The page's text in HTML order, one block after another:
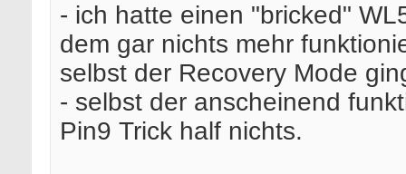
- ich hatte einen "bricked"
dem gar nichts mehr
selbst der Recovery Mode
- selbst der anscheinend
Pin9 Trick half nichts.